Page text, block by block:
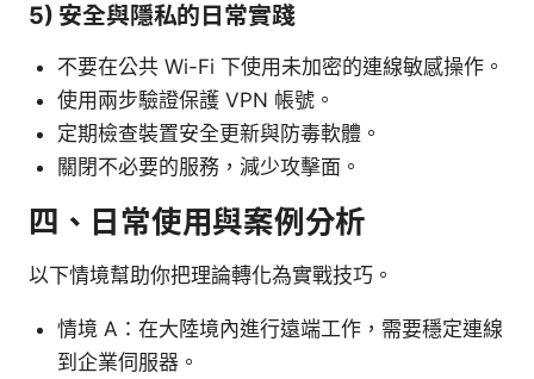
5) 安全與隱私的日常實踐
不要在公共 Wi-Fi 下使用未加密的連線敏感操作。
使用兩步驗證保護 VPN 帳號。
定期檢查裝置安全更新與防毒軟體。
關閉不必要的服務，減少攻擊面。
四、日常使用與案例分析
以下情境幫助你把理論轉化為實戰技巧。
情境 A：在大陸境內進行遠端工作，需要穩定連線
到企業伺服器。